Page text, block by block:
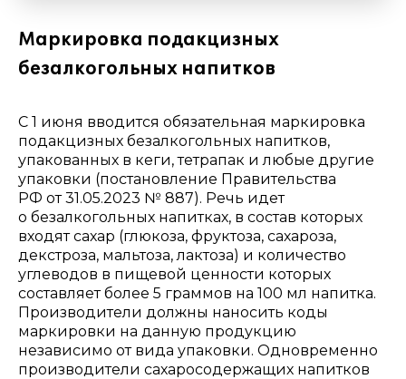
Маркировка подакцизных
безалкогольных напитков
С 1 июня вводится обязательная маркировка
подакцизных безалкогольных напитков,
упакованных в кеги, тетрапак и любые другие
упаковки (постановление Правительства
РФ от 31.05.2023 № 887). Речь идет
о безалкогольных напитках, в состав которых
входят сахар (глюкоза, фруктоза, сахароза,
декстроза, мальтоза, лактоза) и количество
углеводов в пищевой ценности которых
составляет более 5 граммов на 100 мл напитка.
Производители должны наносить коды
маркировки на данную продукцию
независимо от вида упаковки. Одновременно
производители сахаросодержащих напитков